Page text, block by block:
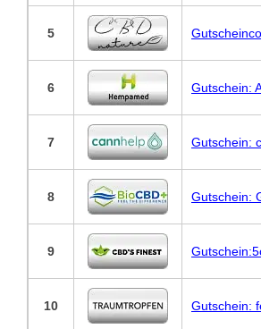
5
6 Gutschein:
7 Gutschein:
8 Gutschein:
9
10 Gutschein: